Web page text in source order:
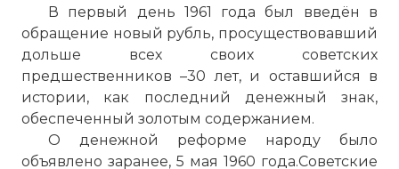
В первый день 1961 года был введён в
обращение новый рубль, просуществовавший
дольше всех своих советских
предшественников –30 лет, и оставшийся в
истории, как последний денежный знак,
обеспеченный золотым содержанием.
О денежной реформе народу было
объявлено заранее, 5 мая 1960 года.Советские